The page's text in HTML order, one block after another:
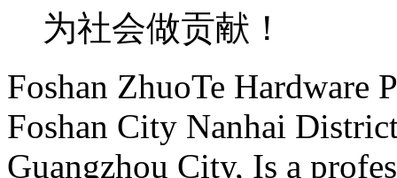
为社会做贡献！
Foshan ZhuoTe Hardware
Foshan City Nanhai
Guangzhou City, Is a